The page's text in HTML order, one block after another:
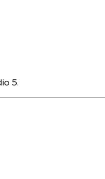
5.